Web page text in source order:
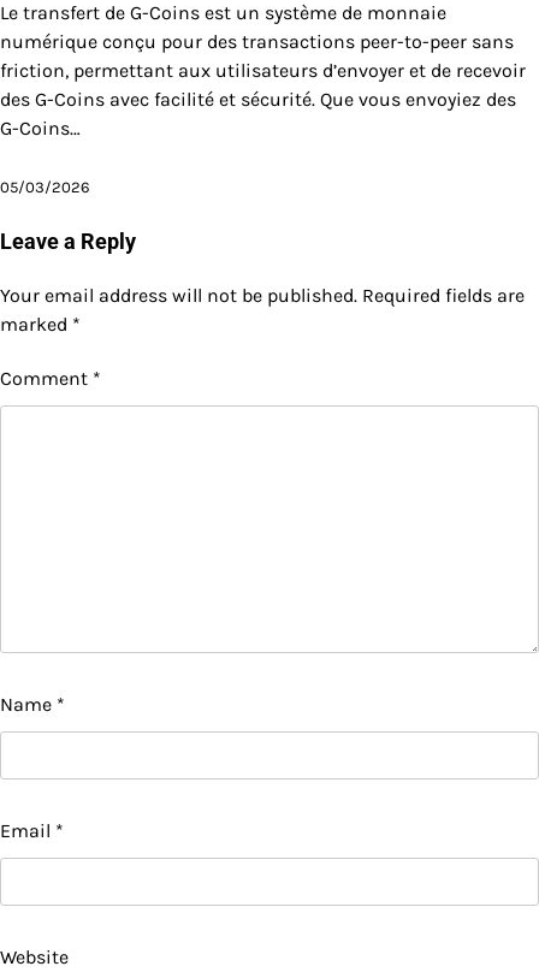
Le transfert de G-Coins est un système de monnaie
numérique conçu pour des transactions peer-to-peer sans
friction, permettant aux utilisateurs d’envoyer et de recevoir
des G-Coins avec facilité et sécurité. Que vous envoyiez des
G-Coins…
05/03/2026
Leave a Reply
Your email address will not be published. Required fields are
marked *
Comment *
Name *
Email *
Website